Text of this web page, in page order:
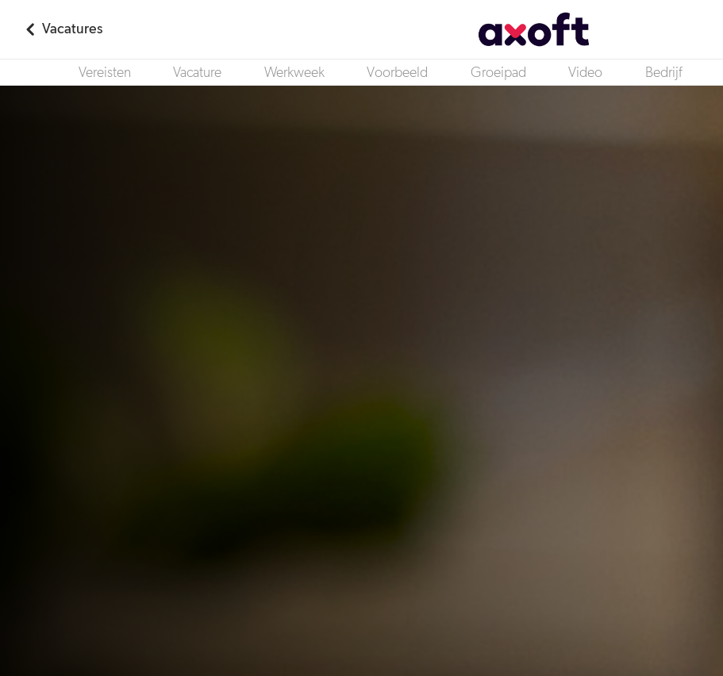
Vacatures
Accountmanager New Business
Vereisten Vacature Werkweek Voorbeeld Groeipad Video Bedrijf